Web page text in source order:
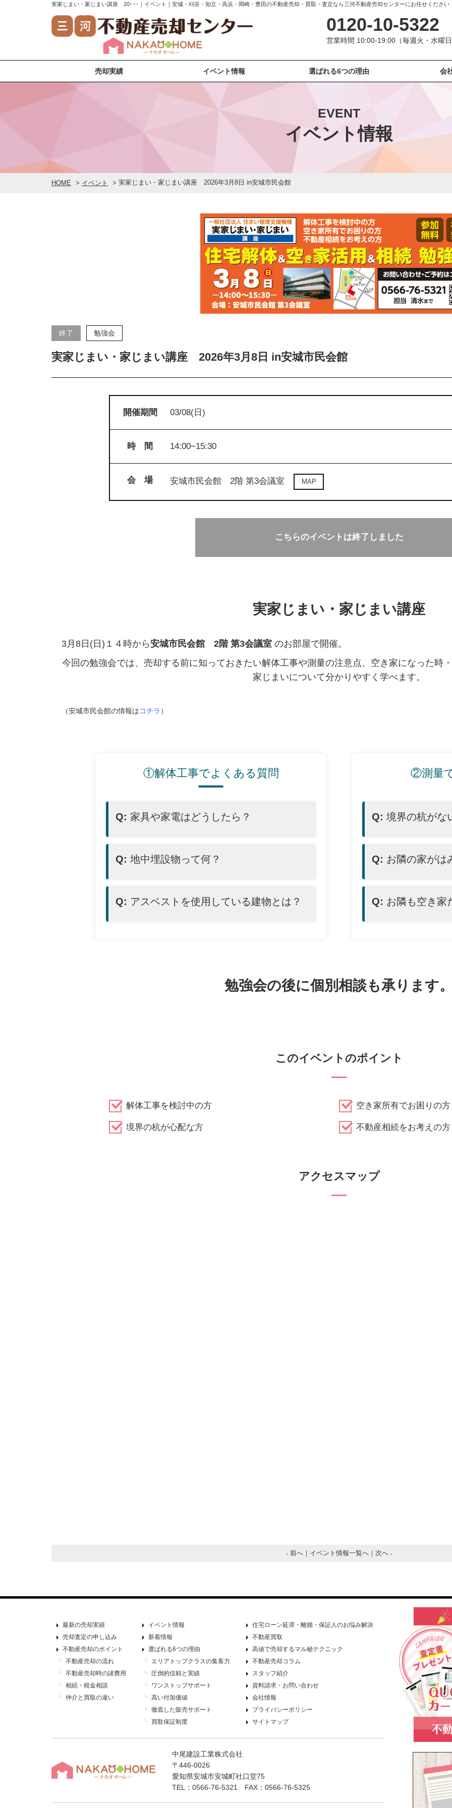
実家じまい・家じまい講座 20･･･｜イベント｜安城・刈谷・知立・高浜・岡崎・豊田の不動産売却・買取・査定なら三河不動産売却センターにお任せくださ
0120-10-5322
営業時間 10:00-19:00（毎週火・水曜
売却実績
安城市の売却実績
刈谷市の売却実績
知立市の売却実績
高浜市の売却実績
岡崎市の売却実績
イベント情報 選ばれる6つの理由 会
HOME > イベント > 実家じまい・家じまい講座 2026年3月8日 in安城市民会館
EVENT
イベント情報
終了 勉強会
実家じまい・家じまい講座 2026年3月8日 in安城市民会館
開催期間 03/08(日)
時 間 14:00~15:30
会 場 安城市民会館 2階 第3会議室 MAP
こちらのイベントは終了しました
実家じまい・家じまい講座
3月8日(日)１４時から安城市民会館 2階 第3会議室 のお部屋で開催。
今回の勉強会では、売却する前に知っておきたい解体工事や測量の注意点、空き家になった時
家じまいについて分かりやすく学べます。
（安城市民会館の情報はコチラ ）
①解体工事でよくある質問
Q: 家具や家電はどうしたら？
Q: 地中埋設物って何？
Q: アスベストを使用している建物とは？
②測量
Q: 境界の杭がな
Q: お隣の家がは
Q: お隣も空き家
勉強会の後に個別相談も承ります
このイベントのポイント
解体工事を検討中の方 空き家所有でお困りの方
境界の杭が心配な方 不動産相続をお考えの方
アクセスマップ
前へ イベント情報一覧へ 次へ
最新の売却実績
売却査定の申し込み
不動産売却のポイント
不動産売却の流れ
不動産売却時の諸費用
相続・税金相談
仲介と買取の違い
イベント情報
新着情報
選ばれる6つの理由
エリアトップクラスの集客力
圧倒的信頼と実績
ワンストップサポート
高い付加価値
徹底した販売サポート
買取保証制度
住宅ローン延滞・離婚・保証人のお悩み解決
不動産買取
高値で売却するマル秘テクニック
不動産売却コラム
スタッフ紹介
資料請求・お問い合わせ
会社情報
プライバシーポリシー
サイトマップ
中尾建設工業株式会社
〒446-0026
愛知県安城市安城町社口堂75
TEL：0566-76-5321 FAX：0566-76-5325